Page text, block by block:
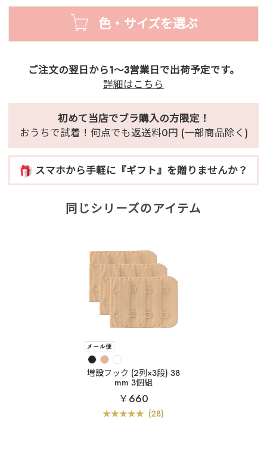
色・サイズを選ぶ
ご注文の翌日から1～3営業日で出荷予定です。
詳細はこちら
初めて当店でブラ購入の方限定！
おうちで試着！何点でも返送料0円 (一部商品除く)
スマホから手軽に『ギフト』を贈りませんか？
同じシリーズのアイテム
増設フック (2列×3段) 38
mm 3個組
￥660
(28)